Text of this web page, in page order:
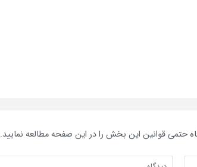
حتمی قوانین این بخش را در این صفحه مطالعه نمایید.